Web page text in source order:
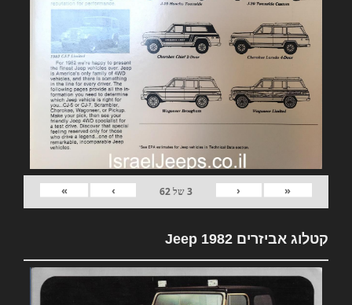
«
‹
3של62
›
»
קטלוג אביזרים 1982 Jeep